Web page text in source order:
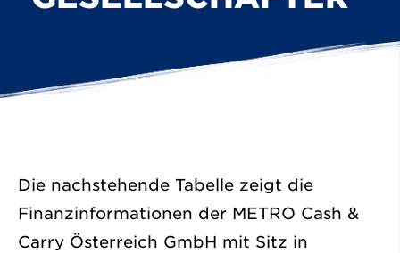
Die nachstehende Tabelle zeigt die
Finanzinformationen der METRO Cash &
Carry Österreich GmbH mit Sitz in